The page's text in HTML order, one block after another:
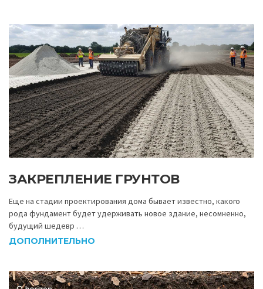
ЗАКРЕПЛЕНИЕ ГРУНТОВ
Еще на стадии проектирования дома бывает известно, какого
рода фундамент будет удерживать новое здание, несомненно,
будущий шедевр …
ДОПОЛНИТЕЛЬНО